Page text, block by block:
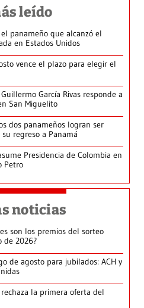
leído
panameño que alcanzó el
en Estados Unidos
vence el plazo para elegir el
García Rivas responde a
San Miguelito
dos panameños logran ser
regreso a Panamá
Presidencia de Colombia en
Petro
noticias
son los premios del sorteo
de 2026?
de agosto para jubilados: ACH y
la primera oferta del